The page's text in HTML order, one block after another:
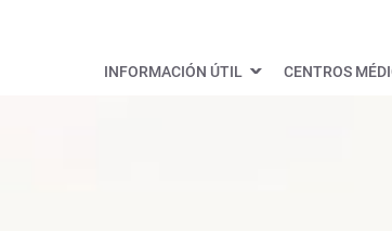
INFORMACIÓN ÚTIL CENTROS